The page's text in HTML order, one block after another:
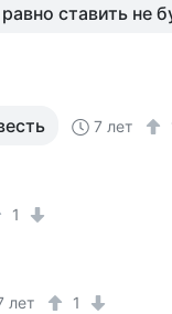
ставить не
7 лет
1
лет 1